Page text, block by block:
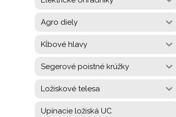
Agro diely
Kĺbové hlavy
Segerové poistné krúžky
Ložiskové telesa
Upínacie ložiská UC